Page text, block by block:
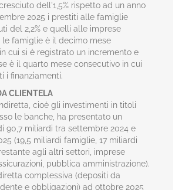
dell'1,5% rispetto ad un anno
2025 i prestiti alle famiglie
del 2,2% e quelli alle imprese
le famiglie è il decimo mese
cui si è registrato un incremento e
è il quarto mese consecutivo in cui
i finanziamenti.
CLIENTELA
cioè gli investimenti in titoli
le banche, ha presentato un
90,7 miliardi tra settembre 2024 e
(19,5 miliardi famiglie, 17 miliardi
agli altri settori, imprese
pubblica amministrazione).
complessiva (depositi da
e obbligazioni) ad ottobre 2025